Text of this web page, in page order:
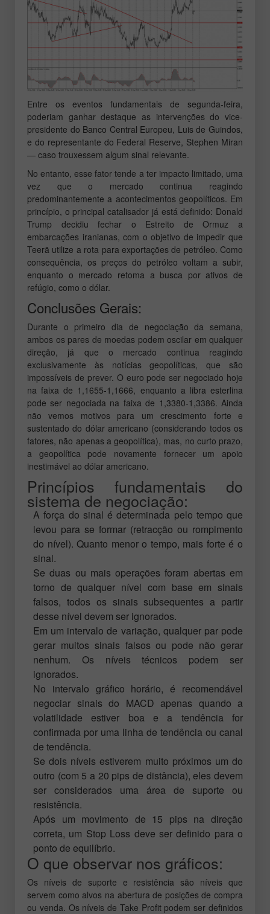
Entre os eventos fundamentais de segunda-feira,
poderiam ganhar destaque as intervenções do vice-
presidente do Banco Central Europeu, Luis de Guindos,
e do representante do Federal Reserve, Stephen Miran
— caso trouxessem algum sinal relevante.
No entanto, esse fator tende a ter impacto limitado, uma
vez que o mercado continua reagindo
predominantemente a acontecimentos geopolíticos. Em
princípio, o principal catalisador já está definido: Donald
Trump decidiu fechar o Estreito de Ormuz a
embarcações iranianas, com o objetivo de impedir que
Teerã utilize a rota para exportações de petróleo. Como
consequência, os preços do petróleo voltam a subir,
enquanto o mercado retoma a busca por ativos de
refúgio, como o dólar.
Conclusões Gerais:
Durante o primeiro dia de negociação da semana,
ambos os pares de moedas podem oscilar em qualquer
direção, já que o mercado continua reagindo
exclusivamente às notícias geopolíticas, que são
impossíveis de prever. O euro pode ser negociado hoje
na faixa de 1,1655-1,1666, enquanto a libra esterlina
pode ser negociada na faixa de 1,3380-1,3386. Ainda
não vemos motivos para um crescimento forte e
sustentado do dólar americano (considerando todos os
fatores, não apenas a geopolítica), mas, no curto prazo,
a geopolítica pode novamente fornecer um apoio
inestimável ao dólar americano.
Princípios fundamentais do
sistema de negociação:
A força do sinal é determinada pelo tempo que
levou para se formar (retracção ou rompimento
do nível). Quanto menor o tempo, mais forte é o
sinal.
Se duas ou mais operações foram abertas em
torno de qualquer nível com base em sinais
falsos, todos os sinais subsequentes a partir
desse nível devem ser ignorados.
Em um intervalo de variação, qualquer par pode
gerar muitos sinais falsos ou pode não gerar
nenhum. Os níveis técnicos podem ser
ignorados.
No intervalo gráfico horário, é recomendável
negociar sinais do MACD apenas quando a
volatilidade estiver boa e a tendência for
confirmada por uma linha de tendência ou canal
de tendência.
Se dois níveis estiverem muito próximos um do
outro (com 5 a 20 pips de distância), eles devem
ser considerados uma área de suporte ou
resistência.
Após um movimento de 15 pips na direção
correta, um Stop Loss deve ser definido para o
ponto de equilíbrio.
O que observar nos gráficos:
Os níveis de suporte e resistência são níveis que
servem como alvos na abertura de posições de compra
ou venda. Os níveis de Take Profit podem ser definidos